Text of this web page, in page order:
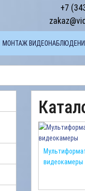
+7
МОНТАЖ
видеокамеры